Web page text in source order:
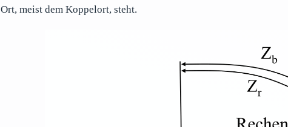
Ort, meist dem Koppelort, steht.